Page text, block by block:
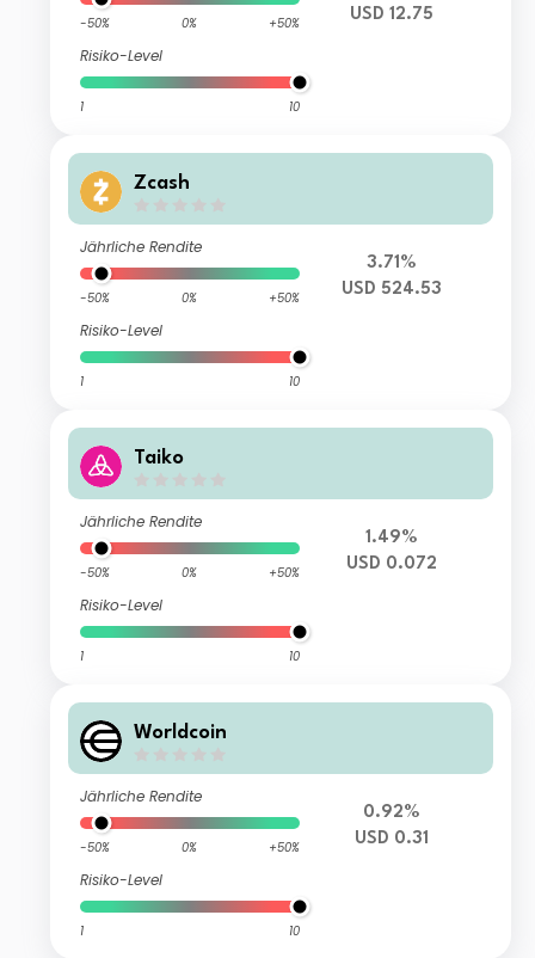
-50% 0% +50%
Risiko-Level
1 10
USD 12.75
Zcash
Jährliche Rendite
-50% 0% +50%
Risiko-Level
1 10
3.71%
USD 524.53
Taiko
Jährliche Rendite
-50% 0% +50%
Risiko-Level
1 10
1.49%
USD 0.072
Worldcoin
Jährliche Rendite
-50% 0% +50%
Risiko-Level
1 10
0.92%
USD 0.31